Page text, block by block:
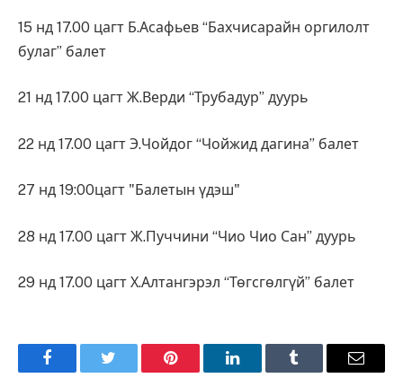
15 нд 17.00 цагт Б.Асафьев “Бахчисарайн оргилолт
булаг” балет
21 нд 17.00 цагт Ж.Верди “Трубадур” дуурь
22 нд 17.00 цагт Э.Чойдог “Чойжид дагина” балет
27 нд 19:00цагт "Балетын үдэш"
28 нд 17.00 цагт Ж.Пуччини “Чио Чио Сан” дуурь
29 нд 17.00 цагт Х.Алтангэрэл “Төгсгөлгүй” балет
FacebookTwitter Pinterest LinkedInTumblr Имэйл